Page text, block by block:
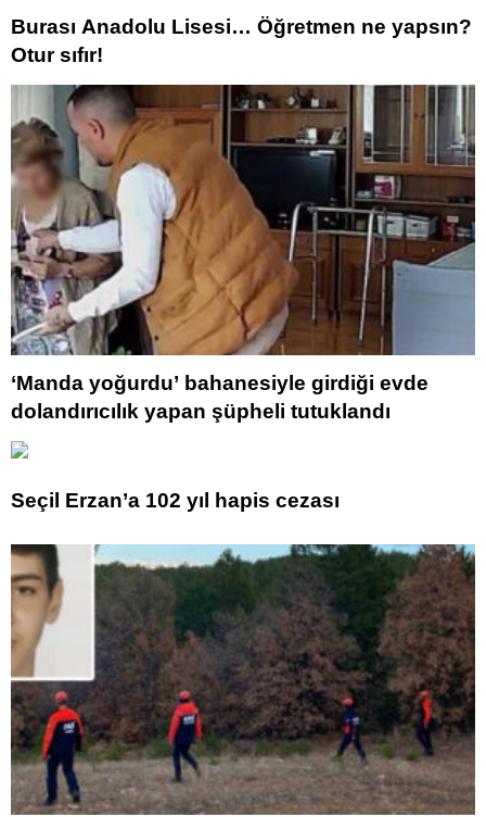
Burası Anadolu Lisesi… Öğretmen ne yapsın?
Otur sıfır!
‘Manda yoğurdu’ bahanesiyle girdiği evde
dolandırıcılık yapan şüpheli tutuklandı
Seçil Erzan’a 102 yıl hapis cezası